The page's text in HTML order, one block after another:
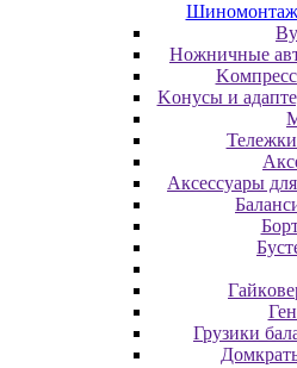
Hoжничныe
Koнуcы и
Аксессуары
Грузики